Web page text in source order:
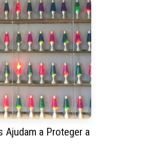
Ajudam a Proteger a